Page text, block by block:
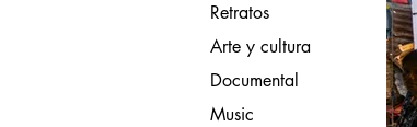
Retratos
Arte y cultura
Documental
Music